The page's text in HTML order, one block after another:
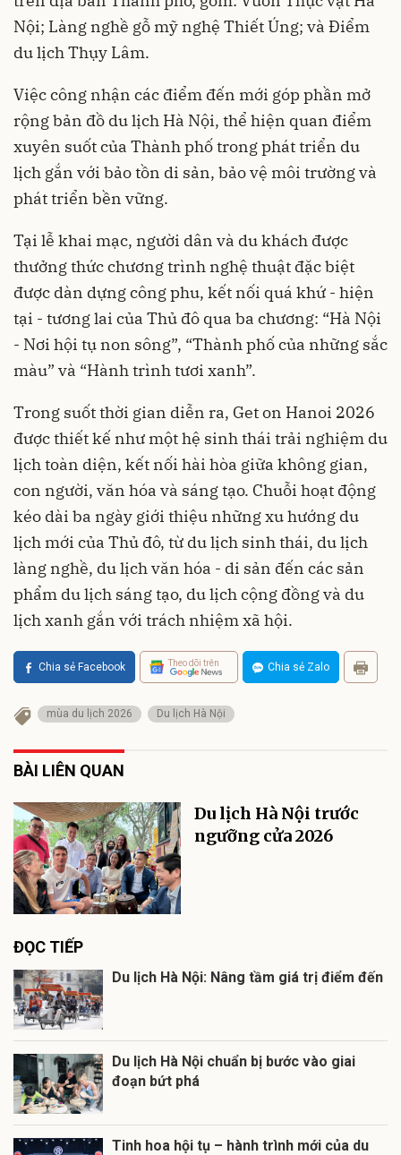
Nội; Làng nghề gỗ mỹ nghệ Thiết Úng; và Điểm
du lịch Thụy Lâm.
Việc công nhận các điểm đến mới góp phần mở
rộng bản đồ du lịch Hà Nội, thể hiện quan điểm
xuyên suốt của Thành phố trong phát triển du
lịch gắn với bảo tồn di sản, bảo vệ môi trường và
phát triển bền vững.
Tại lễ khai mạc, người dân và du khách được
thưởng thức chương trình nghệ thuật đặc biệt
được dàn dựng công phu, kết nối quá khứ - hiện
tại - tương lai của Thủ đô qua ba chương: “Hà Nội
- Nơi hội tụ non sông”, “Thành phố của những sắc
màu” và “Hành trình tươi xanh”.
Trong suốt thời gian diễn ra, Get on Hanoi 2026
được thiết kế như một hệ sinh thái trải nghiệm du
lịch toàn diện, kết nối hài hòa giữa không gian,
con người, văn hóa và sáng tạo. Chuỗi hoạt động
kéo dài ba ngày giới thiệu những xu hướng du
lịch mới của Thủ đô, từ du lịch sinh thái, du lịch
làng nghề, du lịch văn hóa - di sản đến các sản
phẩm du lịch sáng tạo, du lịch cộng đồng và du
lịch xanh gắn với trách nhiệm xã hội.
Chia sẻ Facebook Theo dõi trên Chia sẻ Zalo
mùa du lịch 2026 Du lịch Hà Nội
BÀI LIÊN QUAN
Du lịch Hà Nội trước
ngưỡng cửa 2026
ĐỌC TIẾP
Du lịch Hà Nội: Nâng tầm giá trị điểm đến
Du lịch Hà Nội chuẩn bị bước vào giai
đoạn bứt phá
Tinh hoa hội tụ – hành trình mới của du